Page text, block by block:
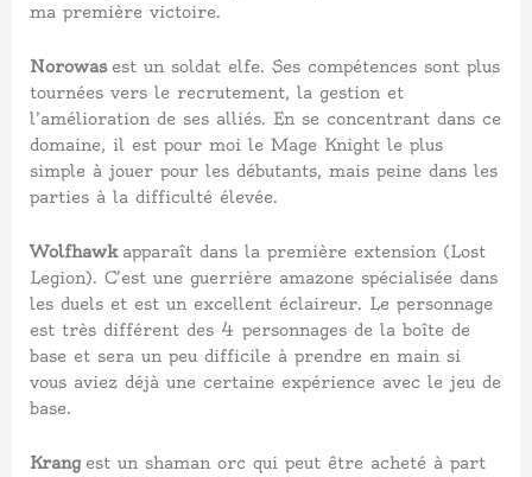
ma première victoire.
Norowasest un soldat elfe. Ses compétences sont plus
tournées vers le recrutement, la gestion et
l’amélioration de ses alliés. En se concentrant dans ce
domaine, il est pour moi le Mage Knight le plus
simple à jouer pour les débutants, mais peine dans les
parties à la difficulté élevée.
Wolfhawk apparaît dans la première extension (Lost
Legion). C’est une guerrière amazone spécialisée dans
les duels et est un excellent éclaireur. Le personnage
est très différent des 4 personnages de la boîte de
base et sera un peu difficile à prendre en main si
vous aviez déjà une certaine expérience avec le jeu de
base.
Krangest un shaman orc qui peut être acheté à part